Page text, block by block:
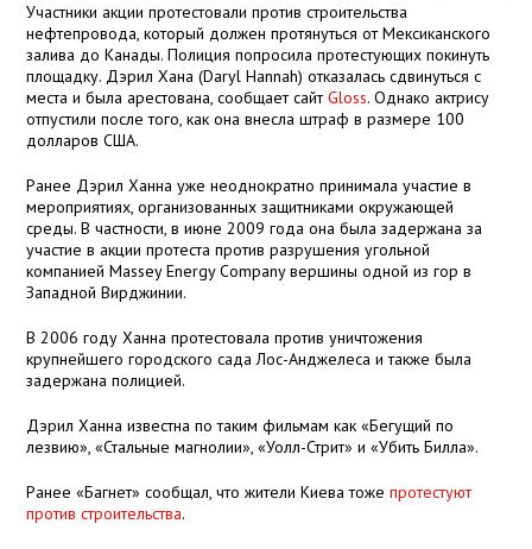
Участники акции протестовали против строительства
нефтепровода, который должен протянуться от Мексиканского
залива до Канады. Полиция попросила протестующих покинуть
площадку. Дэрил Хана (Daryl Hannah) отказалась сдвинуться с
места и была арестована, сообщает сайтGloss. Однако актрису
отпустили после того, как она внесла штраф в размере 100
долларов США.
Ранее Дэрил Ханна уже неоднократно принимала участие в
мероприятиях, организованных защитниками окружающей
среды. В частности, в июне 2009 года она была задержана за
участие в акции протеста против разрушения угольной
компанией Massey Energy Company вершины одной из гор в
Западной Вирджинии.
В 2006 году Ханна протестовала против уничтожения
крупнейшего городского сада Лос-Анджелеса и также была
задержана полицией.
Дэрил Ханна известна по таким фильмам как «Бегущий по
лезвию», «Стальные магнолии», «Уолл-Стрит» и «Убить Билла».
Ранее «Багнет» сообщал, что жители Киева тожепротестуют
против строительства.